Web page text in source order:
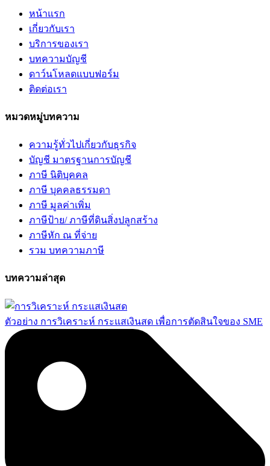
หน้าแรก
เกี่ยวกับเรา
บริการของเรา
บทความบัญชี
ดาว์นโหลดแบบฟอร์ม
ติดต่อเรา
หมวดหมู่บทความ
ความรู้ทั่วไปเกี่ยวกับธุรกิจ
บัญชี มาตรฐานการบัญชี
ภาษี นิติบุคคล
ภาษี บุคคลธรรมดา
ภาษี มูลค่าเพิ่ม
ภาษีป้าย/ ภาษีที่ดินสิ่งปลูกสร้าง
ภาษีหัก ณ ที่จ่าย
รวม บทความภาษี
บทความล่าสุด
ตัวอย่าง การวิเคราะห์ กระแสเงินสด เพื่อการตัดสินใจของ SME